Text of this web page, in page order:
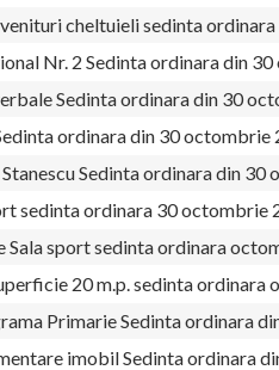
cheltuieli sedinta
Nr. 2 Sedinta ordinara din
Sedinta ordinara din 30
ordinara din 30 octombrie
Sedinta ordinara din
sedinta ordinara 30 octombrie
Sala sport sedinta ordinara
20 m.p. sedinta
Primarie Sedinta ordinara
imobil Sedinta ordinara